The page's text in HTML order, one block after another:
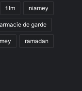
film niamey
de garde
ramadan